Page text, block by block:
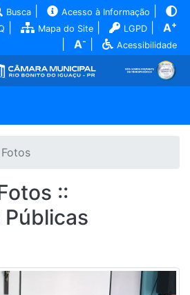
Busca Acesso à Informação
Mapa do Site LGPD A+
A- Acessibilidade
::